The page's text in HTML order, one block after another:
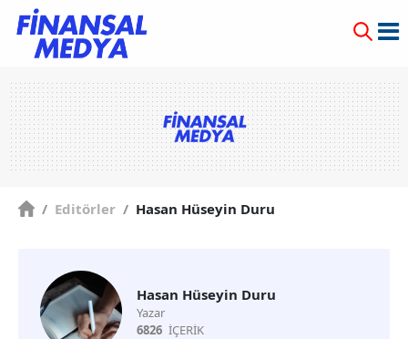
/ Editörler / Hasan Hüseyin Duru
Hasan Hüseyin Duru
Yazar
6826 İÇERİK